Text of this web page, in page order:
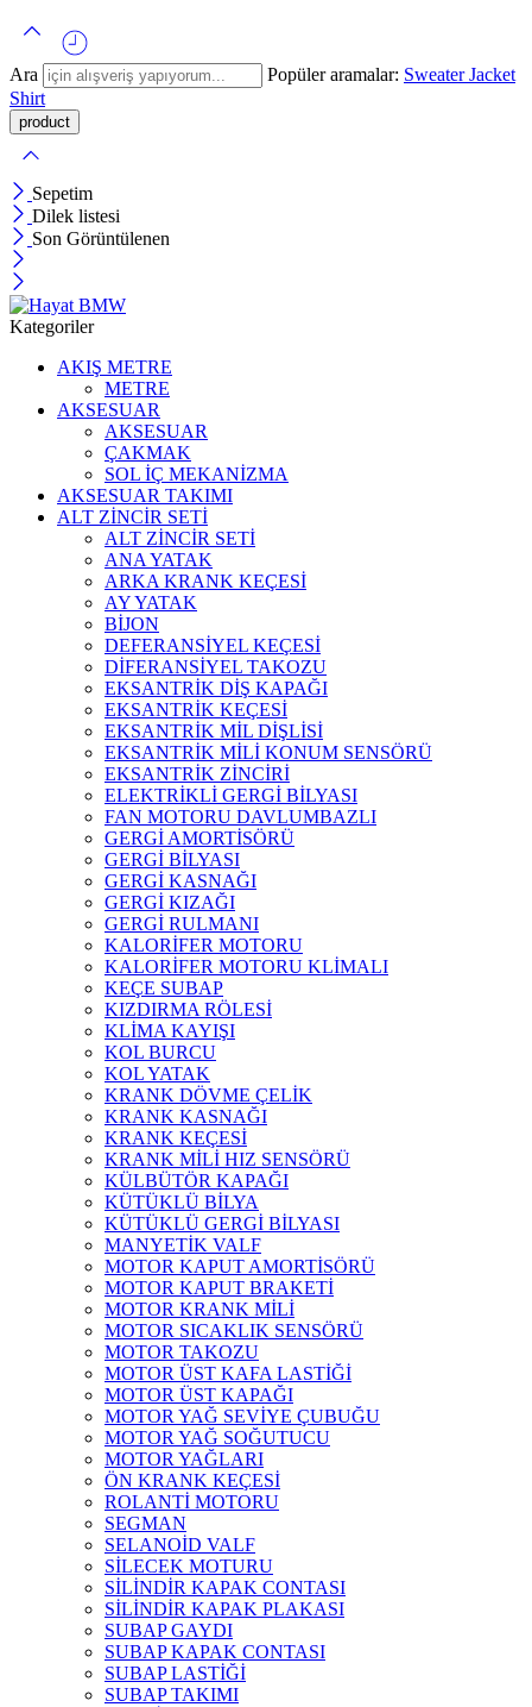
Ara Popüler aramalar: SweaterJacket
Shirt
Sepetim
Dilek listesi
Son Görüntülenen
Kategoriler
AKIŞ METRE
METRE
AKSESUAR
AKSESUAR
ÇAKMAK
SOL İÇ MEKANİZMA
AKSESUAR TAKIMI
ALT ZİNCİR SETİ
ALT ZİNCİR SETİ
ANA YATAK
ARKA KRANK KEÇESİ
AY YATAK
BİJON
DEFERANSİYEL KEÇESİ
DİFERANSİYEL TAKOZU
EKSANTRİK DİŞ KAPAĞI
EKSANTRİK KEÇESİ
EKSANTRİK MİL DİŞLİSİ
EKSANTRİK MİLİ KONUM SENSÖRÜ
EKSANTRİK ZİNCİRİ
ELEKTRİKLİ GERGİ BİLYASI
FAN MOTORU DAVLUMBAZLI
GERGİ AMORTİSÖRÜ
GERGİ BİLYASI
GERGİ KASNAĞI
GERGİ KIZAĞI
GERGİ RULMANI
KALORİFER MOTORU
KALORİFER MOTORU KLİMALI
KEÇE SUBAP
KIZDIRMA RÖLESİ
KLİMA KAYIŞI
KOL BURCU
KOL YATAK
KRANK DÖVME ÇELİK
KRANK KASNAĞI
KRANK KEÇESİ
KRANK MİLİ HIZ SENSÖRÜ
KÜLBÜTÖR KAPAĞI
KÜTÜKLÜ BİLYA
KÜTÜKLÜ GERGİ BİLYASI
MANYETİK VALF
MOTOR KAPUT AMORTİSÖRÜ
MOTOR KAPUT BRAKETİ
MOTOR KRANK MİLİ
MOTOR SICAKLIK SENSÖRÜ
MOTOR TAKOZU
MOTOR ÜST KAFA LASTİĞİ
MOTOR ÜST KAPAĞI
MOTOR YAĞ SEVİYE ÇUBUĞU
MOTOR YAĞ SOĞUTUCU
MOTOR YAĞLARI
ÖN KRANK KEÇESİ
ROLANTİ MOTORU
SEGMAN
SELANOİD VALF
SİLECEK MOTURU
SİLİNDİR KAPAK CONTASI
SİLİNDİR KAPAK PLAKASI
SUBAP GAYDI
SUBAP KAPAK CONTASI
SUBAP LASTİĞİ
SUBAP TAKIMI